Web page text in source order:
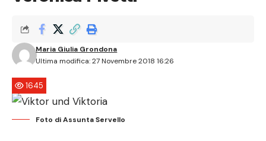
Ultima modifica: 27 Novembre 2018 16:26
Maria Giulia Grondona
1645
Foto di Assunta Servello